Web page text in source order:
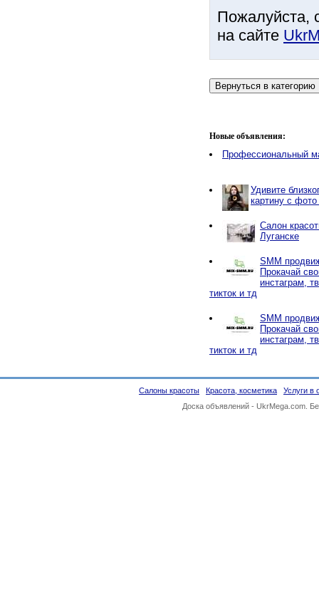
Пожалуйста,
на сайте
Новые объявления:
Профессиональный
Удивите
картину с
Салон
Луганске
SMM
Прокачай
инстаграм,
тикток и тд
SMM
Прокачай
инстаграм,
тикток и тд
Салоны красоты Красота, косметика
Услуги в
Доска объявлений - UkrMega.com.